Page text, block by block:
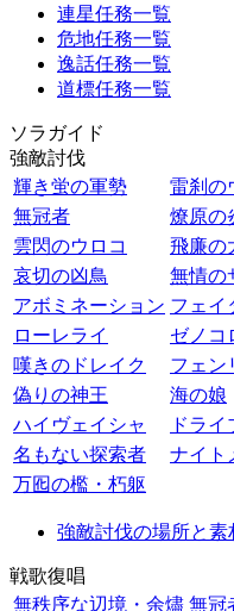
連星任務一覧
危地任務一覧
逸話任務一覧
道標任務一覧
ソラガイド
強敵討伐
輝き蛍の軍勢
雷刹の
無冠者
燎原の
雲閃のウロコ
飛廉の
哀切の凶鳥
無情の
アボミネーション フェイ
ローレライ
ゼノコ
嘆きのドレイク
フェン
偽りの神王
海の娘
ハイヴェイシャ
ドラ
名もない探索者
ナイト
万囮の檻・朽躯
強敵討伐の場所と素
戦歌復唱
無秩序な辺境・余燼 無冠